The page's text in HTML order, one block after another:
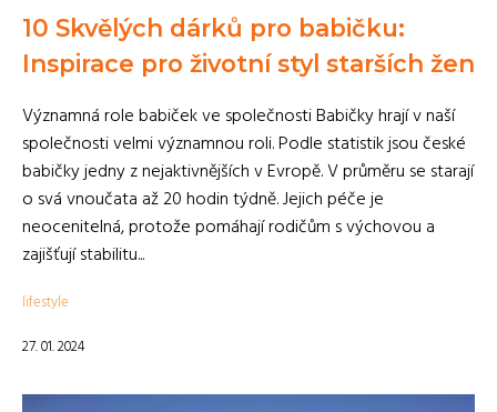
10 Skvělých dárků pro babičku:
Inspirace pro životní styl starších žen
Významná role babiček ve společnosti Babičky hrají v naší
společnosti velmi významnou roli. Podle statistik jsou české
babičky jedny z nejaktivnějších v Evropě. V průměru se starají
o svá vnoučata až 20 hodin týdně. Jejich péče je
neocenitelná, protože pomáhají rodičům s výchovou a
zajišťují stabilitu...
lifestyle
27. 01. 2024